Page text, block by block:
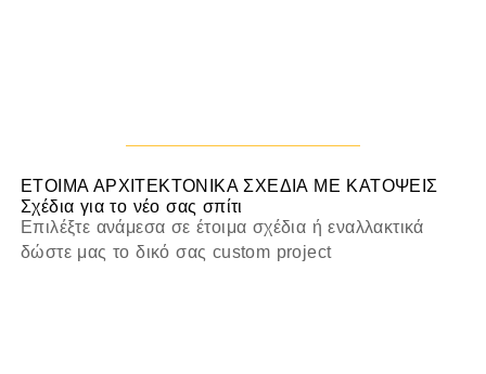
ΕΤΟΙΜΑ ΑΡΧΙΤΕΚΤΟΝΙΚΑ ΣΧΕΔΙΑ ΜΕ ΚΑΤΟΨΕΙΣ
Σχέδια για το νέο σας σπίτι
Επιλέξτε ανάμεσα σε έτοιμα σχέδια ή εναλλακτικά
δώστε μας το δικό σας custom project